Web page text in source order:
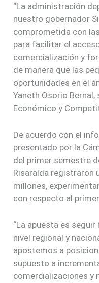
“La administración
nuestro gobernador
comprometida con
para facilitar el
comercialización y
de manera que las
oportunidades en el
Yaneth Osorio
Económico y
De acuerdo con el
presentado por la
del primer semestre
Risaralda registraron
millones,
con respecto al
“La apuesta es
nivel regional y
apostemos a
supuesto a
comercializaciones y